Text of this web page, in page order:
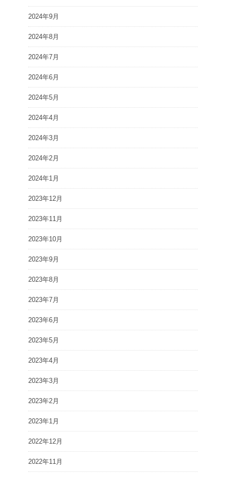
2024年9月
2024年8月
2024年7月
2024年6月
2024年5月
2024年4月
2024年3月
2024年2月
2024年1月
2023年12月
2023年11月
2023年10月
2023年9月
2023年8月
2023年7月
2023年6月
2023年5月
2023年4月
2023年3月
2023年2月
2023年1月
2022年12月
2022年11月